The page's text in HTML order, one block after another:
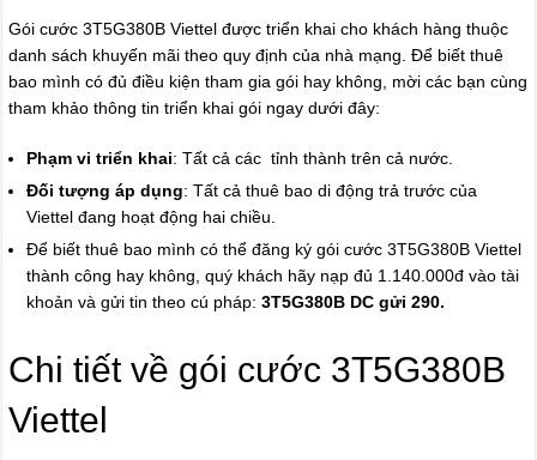
Gói cước 3T5G380B Viettel được triển khai cho khách hàng thuộc
danh sách khuyến mãi theo quy định của nhà mạng. Để biết thuê
bao mình có đủ điều kiện tham gia gói hay không, mời các bạn cùng
tham khảo thông tin triển khai gói ngay dưới đây:
Phạm vi triển khai: Tất cả các tỉnh thành trên cả nước.
Đối tượng áp dụng: Tất cả thuê bao di động trả trước của
Viettel đang hoạt động hai chiều.
Để biết thuê bao mình có thể đăng ký gói cước 3T5G380B Viettel
thành công hay không, quý khách hãy nạp đủ 1.140.000đ vào tài
khoản và gửi tin theo cú pháp: 3T5G380B DC gửi 290.
Chi tiết về gói cước 3T5G380B
Viettel